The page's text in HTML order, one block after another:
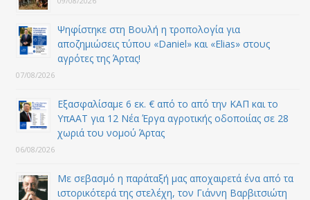
Ψηφίστηκε στη Βουλή η τροπολογία για
αποζημιώσεις τύπου «Daniel» και «Elias» στους
αγρότες της Άρτας!
07/08/2026
Εξασφαλίσαμε 6 εκ. € από το από την ΚΑΠ και το
ΥπΑΑΤ για 12 Nέα Έργα αγροτικής οδοποιίας σε 28
χωριά του νομού Άρτας
06/08/2026
Με σεβασμό η παράταξή μας αποχαιρετά ένα από τα
ιστορικότερά της στελέχη, τον Γιάννη Βαρβιτσιώτη